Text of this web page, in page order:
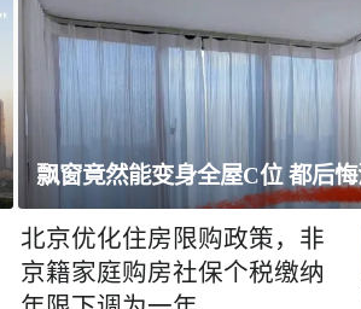
上海未建成的地标：“人”字大楼
北京优化住房限购政策，非
京籍家庭购房社保个税缴纳